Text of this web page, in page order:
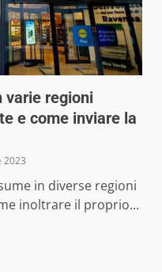
varie regioni
e come inviare la
2023
in diverse regioni
inoltrare il proprio...